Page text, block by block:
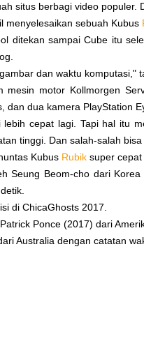
situs berbagi video populer.
menyelesaikan sebuah Kubus
ditekan sampai Cube itu
dan waktu komputasi,"
motor Kollmorgen
dan dua kamera PlayStation
cepat lagi. Tapi hal itu
tinggi. Dan salah-salah
Kubus Rubik super
Seung Beom-cho dari
di ChicaGhosts 2017.
Ponce (2017) dari
Australia dengan catatan